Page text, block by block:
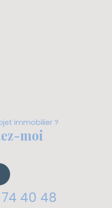
immobilier ?
moi
40 48